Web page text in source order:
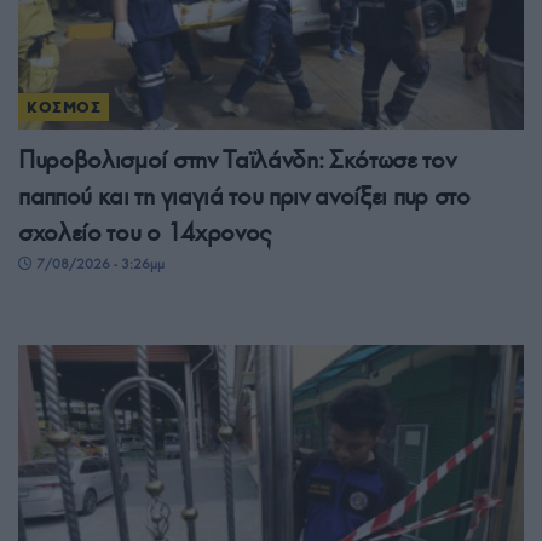
ΚΟΣΜΟΣ
Πυροβολισμοί στην Ταϊλάνδη: Σκότωσε τον
παππού και τη γιαγιά του πριν ανοίξει πυρ στο
σχολείο του ο 14χρονος
7/08/2026 - 3:26μμ